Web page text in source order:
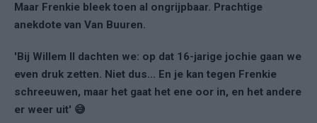
Maar Frenkie bleek toen al ongrijpbaar. Prachtige
anekdote van Van Buuren.
'Bij Willem II dachten we: op dat 16-jarige jochie gaan we
even druk zetten. Niet dus... En je kan tegen Frenkie
schreeuwen, maar het gaat het ene oor in, en het andere
er weer uit' 😅